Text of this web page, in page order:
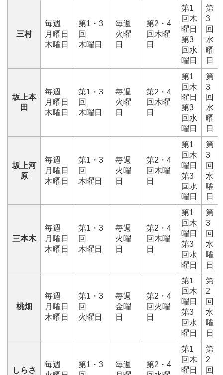
三村
毎週
月曜日
木曜日
第1・3
回
木曜日
毎週
火曜
日
第2・4
回木曜
日
第1
回木
曜日
第3
回水
曜日
第
3
回
水
曜
日
坂上本
田
毎週
月曜日
木曜日
第1・3
回
木曜日
毎週
火曜
日
第2・4
回木曜
日
第1
回木
曜日
第3
回水
曜日
第
3
回
水
曜
日
坂上河
原
毎週
月曜日
木曜日
第1・3
回
木曜日
毎週
火曜
日
第2・4
回木曜
日
第1
回木
曜日
第3
回水
曜日
第
3
回
水
曜
日
三本木
毎週
月曜日
木曜日
第1・3
回
木曜日
毎週
火曜
日
第2・4
回木曜
日
第1
回木
曜日
第3
回水
曜日
第
3
回
水
曜
日
桃畑
毎週
月曜日
木曜日
第1・3
回
火曜日
毎週
金曜
日
第2・4
回火曜
日
第1
回木
曜日
第3
回水
曜日
第
2
回
水
曜
日
しらさ
毎週
第1・3
毎週
第2・4
第1
回木
曜日
第
2
回